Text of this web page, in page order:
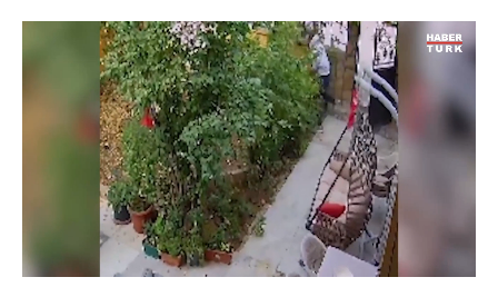
Aç
720
Yüklendi
81.69%
Oynatma
Hızı